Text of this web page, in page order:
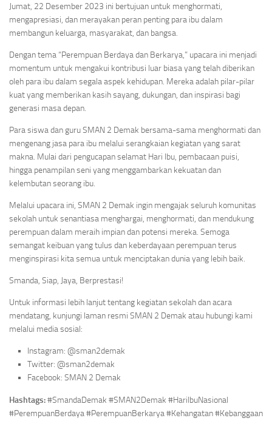
Jumat, 22 Desember 2023 ini bertujuan untuk menghormati,
mengapresiasi, dan merayakan peran penting para ibu dalam
membangun keluarga, masyarakat, dan bangsa.
Dengan tema “Perempuan Berdaya dan Berkarya,” upacara ini menjadi
momentum untuk mengakui kontribusi luar biasa yang telah diberikan
oleh para ibu dalam segala aspek kehidupan. Mereka adalah pilar-pilar
kuat yang memberikan kasih sayang, dukungan, dan inspirasi bagi
generasi masa depan.
Para siswa dan guru SMAN 2 Demak bersama-sama menghormati dan
mengenang jasa para ibu melalui serangkaian kegiatan yang sarat
makna. Mulai dari pengucapan selamat Hari Ibu, pembacaan puisi,
hingga penampilan seni yang menggambarkan kekuatan dan
kelembutan seorang ibu.
Melalui upacara ini, SMAN 2 Demak ingin mengajak seluruh komunitas
sekolah untuk senantiasa menghargai, menghormati, dan mendukung
perempuan dalam meraih impian dan potensi mereka. Semoga
semangat keibuan yang tulus dan keberdayaan perempuan terus
menginspirasi kita semua untuk menciptakan dunia yang lebih baik.
Smanda, Siap, Jaya, Berprestasi!
Untuk informasi lebih lanjut tentang kegiatan sekolah dan acara
mendatang, kunjungi laman resmi SMAN 2 Demak atau hubungi kami
melalui media sosial:
Instagram: @sman2demak
Twitter: @sman2demak
Facebook: SMAN 2 Demak
Hashtags:#SmandaDemak #SMAN2Demak #HariIbuNasional
#PerempuanBerdaya #PerempuanBerkarya #Kehangatan #Kebanggaan